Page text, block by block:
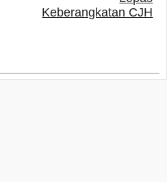
Keberangkatan CJH